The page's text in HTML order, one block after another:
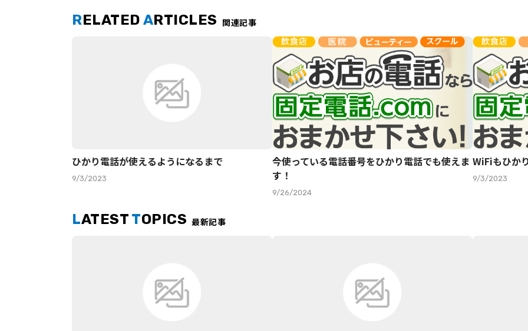
RELATED ARTICLES 関連記事
ひかり電話が使えるようになるまで
9/3/2023
今使っている電話番号をひかり電話でも使えま
す！
9/26/2024
WiFiもひか
9/3/2023
LATEST TOPICS 最新記事